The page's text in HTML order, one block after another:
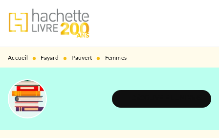
MENU RECHERCHE
PIED DE PAGE
Accueil • Fayard • Pauvert • Femmes